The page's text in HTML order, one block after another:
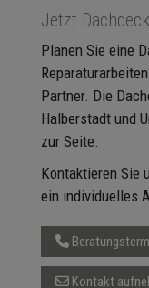
Jetzt
Planen Sie eine
Partner. Die
Halberstadt und
zur Seite.
Kontaktieren Sie
ein individuelles
Kontakt